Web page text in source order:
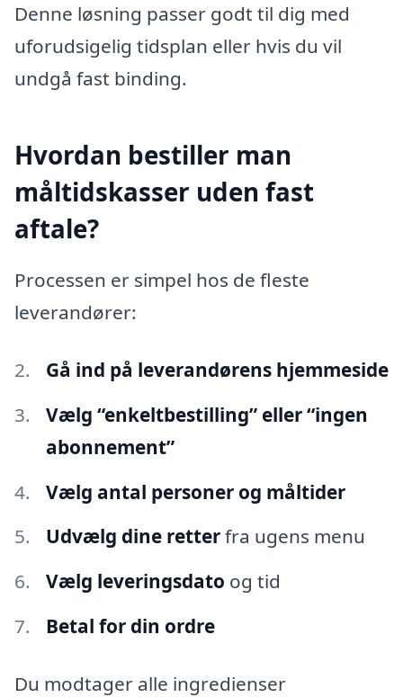
Denne løsning passer godt til dig med
uforudsigelig tidsplan eller hvis du vil
undgå fast binding.
Hvordan bestiller man
måltidskasser uden fast
aftale?
Processen er simpel hos de fleste
leverandører:
Gå ind på leverandørens hjemmeside
Vælg “enkeltbestilling” eller “ingen
abonnement”
Vælg antal personer og måltider
Udvælg dine retterfra ugens menu
Vælg leveringsdato og tid
Betal for din ordre
Du modtager alle ingredienser